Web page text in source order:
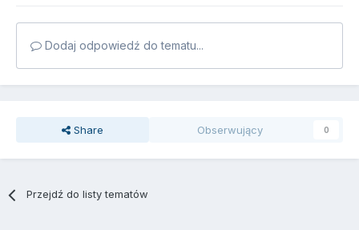
Dodaj odpowiedź do tematu...
Share Obserwujący 0
Przejdź do listy tematów